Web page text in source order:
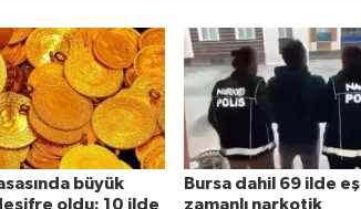
büyük
oldu: 10 ilde
Bursa dahil 69 ilde eş
zamanlı narkotik